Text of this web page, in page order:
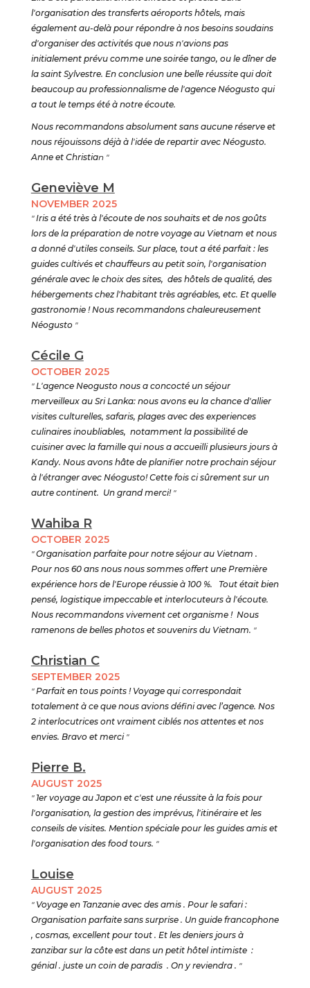
l'organisation des transferts aéroports hôtels, mais
également au-delà pour répondre à nos besoins soudains
d'organiser des activités que nous n'avions pas
initialement prévu comme une soirée tango, ou le dîner de
la saint Sylvestre. En conclusion une belle réussite qui doit
beaucoup au professionnalisme de l'agence Néogusto qui
a tout le temps été à notre écoute.
Nous recommandons absolument sans aucune réserve et
nous réjouissons déjà à l'idée de repartir avec Néogusto.
Anne et Christian "
Geneviève M
NOVEMBER 2025
"Iris a été très à l'écoute de nos souhaits et de nos goûts
lors de la préparation de notre voyage au Vietnam et nous
a donné d'utiles conseils. Sur place, tout a été parfait : les
guides cultivés et chauffeurs au petit soin, l'organisation
générale avec le choix des sites, des hôtels de qualité, des
hébergements chez l'habitant très agréables, etc. Et quelle
gastronomie ! Nous recommandons chaleureusement
Néogusto"
Cécile G
OCTOBER 2025
"L'agence Neogusto nous a concocté un séjour
merveilleux au Sri Lanka: nous avons eu la chance d'allier
visites culturelles, safaris, plages avec des experiences
culinaires inoubliables, notamment la possibilité de
cuisiner avec la famille qui nous a accueilli plusieurs jours à
Kandy. Nous avons hâte de planifier notre prochain séjour
à l'étranger avec Néogusto! Cette fois ci sûrement sur un
autre continent. Un grand merci!"
Wahiba R
OCTOBER 2025
"Organisation parfaite pour notre séjour au Vietnam .
Pour nos 60 ans nous nous sommes offert une Première
expérience hors de l'Europe réussie à 100 %. Tout était bien
pensé, logistique impeccable et interlocuteurs à l'écoute.
Nous recommandons vivement cet organisme ! Nous
ramenons de belles photos et souvenirs du Vietnam. "
Christian C
SEPTEMBER 2025
"Parfait en tous points ! Voyage qui correspondait
totalement à ce que nous avions défini avec l’agence. Nos
2 interlocutrices ont vraiment ciblés nos attentes et nos
envies. Bravo et merci "
Pierre B.
AUGUST 2025
" 1er voyage au Japon et c'est une réussite à la fois pour
l'organisation, la gestion des imprévus, l'itinéraire et les
conseils de visites. Mention spéciale pour les guides amis et
l'organisation des food tours. "
Louise
AUGUST 2025
" Voyage en Tanzanie avec des amis . Pour le safari :
Organisation parfaite sans surprise . Un guide francophone
, cosmas, excellent pour tout . Et les deniers jours à
zanzibar sur la côte est dans un petit hôtel intimiste :
génial . juste un coin de paradis . On y reviendra . "